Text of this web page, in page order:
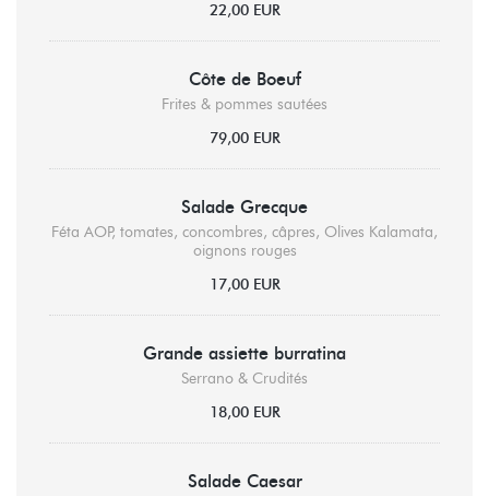
22,00 EUR
Côte de Boeuf
Frites & pommes sautées
79,00 EUR
Salade Grecque
Féta AOP, tomates, concombres, câpres, Olives Kalamata,
oignons rouges
17,00 EUR
Grande assiette burratina
Serrano & Crudités
18,00 EUR
Salade Caesar